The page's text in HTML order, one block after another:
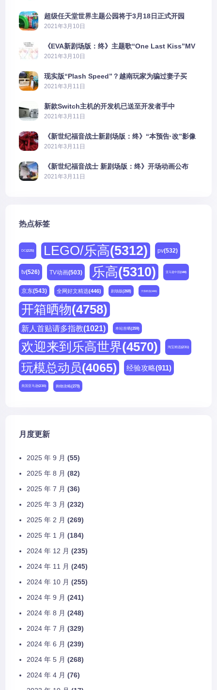
超级任天堂世界主题公园将于3月18日正式开园
2021年3月10日
《EVA新剧场版：终》主题歌“One Last Kiss”MV
公布
2021年3月10日
现实版“Plash Speed”？越南玩家为骗过妻子买
PS5上演好戏
2021年3月11日
新款Switch主机的开发机已送至开发者手中
2021年3月11日
《新世纪福音战士新剧场版：终》“本预告·改”影像
公开
2021年3月11日
《新世纪福音战士 新剧场版：终》开场动画公布
2021年3月11日
热点标签
DC(225) LEGO/乐高(5312) pv(532)
tv(526) TV动画(503) 乐高(5310) 亚马逊中国(188)
京东(543) 全网好文精选(446) 剧场版(268) 天猫精选(180)
开箱晒物(4758)
新人首贴请多指教(1021) 本站首晒(259)
欢迎来到乐高世界(4570) 淘宝精选(231)
玩模总动员(4065) 经验攻略(911)
美国亚马逊(230) 购物攻略(273)
月度更新
2025 年 9 月 (55)
2025 年 8 月 (82)
2025 年 7 月 (36)
2025 年 3 月 (232)
2025 年 2 月 (269)
2025 年 1 月 (184)
2024 年 12 月 (235)
2024 年 11 月 (245)
2024 年 10 月 (255)
2024 年 9 月 (241)
2024 年 8 月 (248)
2024 年 7 月 (329)
2024 年 6 月 (239)
2024 年 5 月 (268)
2024 年 4 月 (76)